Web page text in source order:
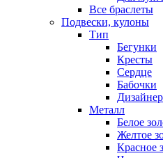
Все браслеты
Подвески, кулоны
Тип
Бегунки
Кресты
Сердце
Бабочки
Металл
Белое
Желтое
Красное